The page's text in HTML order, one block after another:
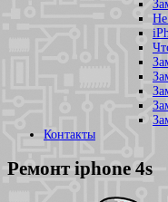
Не
Контакты
Ремонт iphone 4s